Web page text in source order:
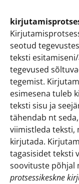
seotud
teksti
tegevused
tegemist.
esimesena tuleb
teksti sisu ja
tähendab nt
viimistleda teksti,
kirjutada.
tagasisidet teksti
soovituste põhjal
protsessikeskne